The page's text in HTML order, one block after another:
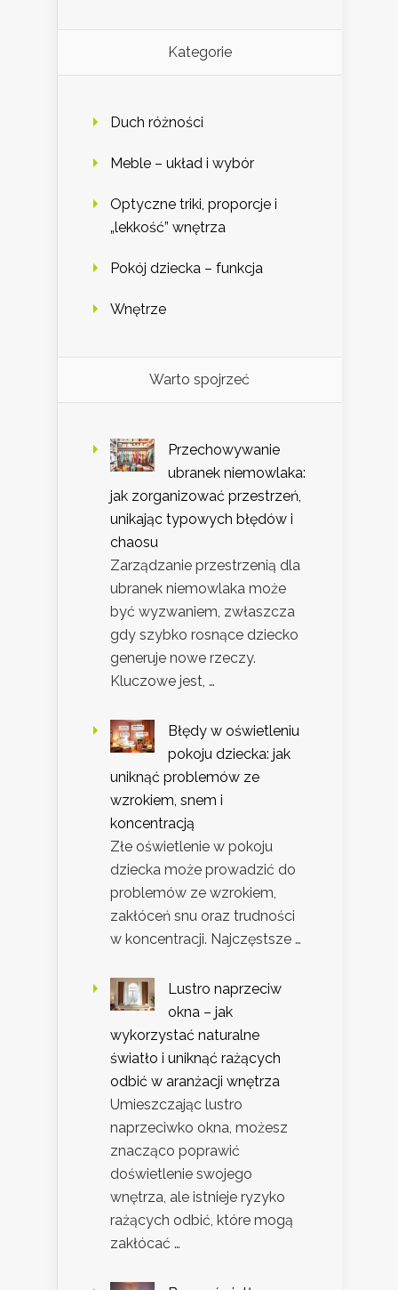
Kategorie
Duch różności
Meble – układ i wybór
Optyczne triki, proporcje i
„lekkość” wnętrza
Pokój dziecka – funkcja
Wnętrze
Warto spojrzeć
Przechowywanie
ubranek niemowlaka:
jak zorganizować przestrzeń,
unikając typowych błędów i
chaosu
Zarządzanie przestrzenią dla
ubranek niemowlaka może
być wyzwaniem, zwłaszcza
gdy szybko rosnące dziecko
generuje nowe rzeczy.
Kluczowe jest, …
Błędy w oświetleniu
pokoju dziecka: jak
uniknąć problemów ze
wzrokiem, snem i
koncentracją
Złe oświetlenie w pokoju
dziecka może prowadzić do
problemów ze wzrokiem,
zakłóceń snu oraz trudności
w koncentracji. Najczęstsze …
Lustro naprzeciw
okna – jak
wykorzystać naturalne
światło i uniknąć rażących
odbić w aranżacji wnętrza
Umieszczając lustro
naprzeciwko okna, możesz
znacząco poprawić
doświetlenie swojego
wnętrza, ale istnieje ryzyko
rażących odbić, które mogą
zakłócać …